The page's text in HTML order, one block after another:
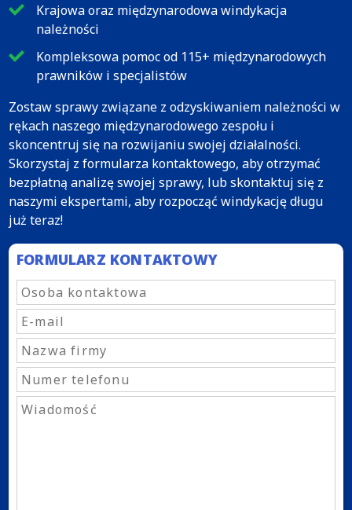
Krajowa oraz międzynarodowa windykacja
należności
Kompleksowa pomoc od 115+ międzynarodowych
prawników i specjalistów
Zostaw sprawy związane z odzyskiwaniem należności w
rękach naszego międzynarodowego zespołu i
skoncentruj się na rozwijaniu swojej działalności.
Skorzystaj z formularza kontaktowego, aby otrzymać
bezpłatną analizę swojej sprawy, lub skontaktuj się z
naszymi ekspertami, aby rozpocząć windykację długu
już teraz!
FORMULARZ KONTAKTOWY